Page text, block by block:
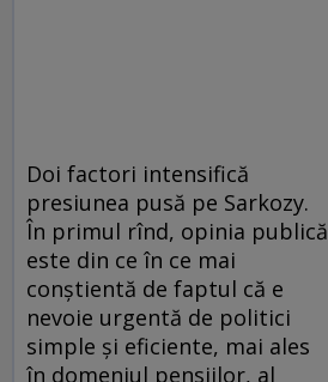
Doi factori intensifică
presiunea pusă pe Sarkozy.
În primul rînd, opinia publică
este din ce în ce mai
conştientă de faptul că e
nevoie urgentă de politici
simple şi eficiente, mai ales
în domeniul pensiilor, al